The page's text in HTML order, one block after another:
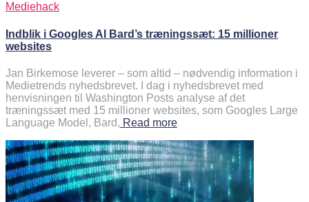
Mediehack
Indblik i Googles AI Bard’s træningssæt: 15 millioner
websites
Jan Birkemose leverer – som altid – nødvendig information i
Medietrends nyhedsbrevet. I dag i nyhedsbrevet med
henvisningen til Washington Posts analyse af det
træningssæt med 15 millioner websites, som Googles Large
Language Model, Bard, Read more